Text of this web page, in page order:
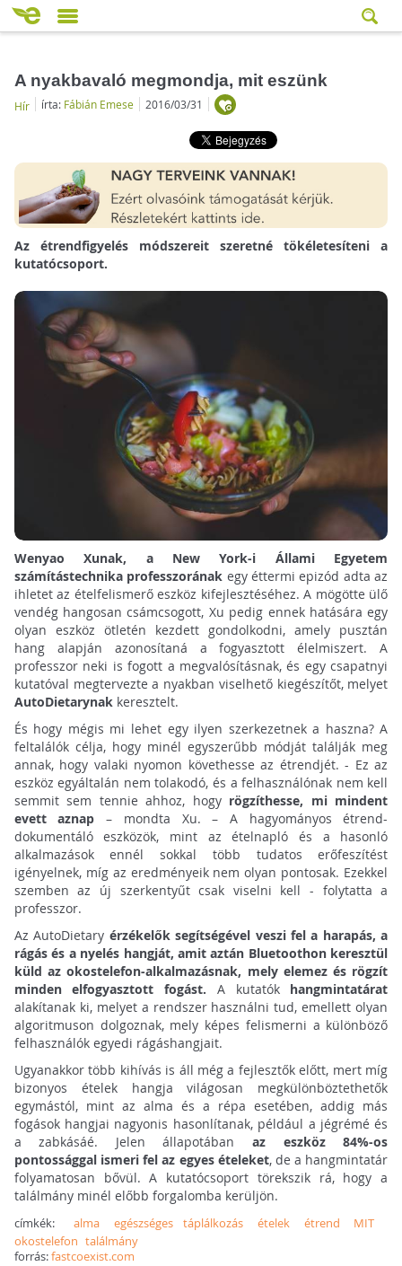
A nyakbavaló megmondja, mit eszünk
Hír írta: Fábián Emese 2016/03/31
Az étrendfigyelés módszereit szeretné tökéletesíteni a
kutatócsoport.
Wenyao Xunak, a New York-i Állami Egyetem
számítástechnika professzorának egy éttermi epizód adta az
ihletet az ételfelismerő eszköz kifejlesztéséhez. A mögötte ülő
vendég hangosan csámcsogott, Xu pedig ennek hatására egy
olyan eszköz ötletén kezdett gondolkodni, amely pusztán
hang alapján azonosítaná a fogyasztott élelmiszert. A
professzor neki is fogott a megvalósításnak, és egy csapatnyi
kutatóval megtervezte a nyakban viselhető kiegészítőt, melyet
AutoDietarynakkeresztelt.
És hogy mégis mi lehet egy ilyen szerkezetnek a haszna? A
feltalálók célja, hogy minél egyszerűbb módját találják meg
annak, hogy valaki nyomon követhesse az étrendjét. - Ez az
eszköz egyáltalán nem tolakodó, és a felhasználónak nem kell
semmit sem tennie ahhoz, hogy rögzíthesse, mi mindent
evett aznap– mondta Xu. – A hagyományos étrend-
dokumentáló eszközök, mint az ételnapló és a hasonló
alkalmazások ennél sokkal több tudatos erőfeszítést
igényelnek, míg az eredményeik nem olyan pontosak. Ezekkel
szemben az új szerkentyűt csak viselni kell - folytatta a
professzor.
Az AutoDietary érzékelők segítségével veszi fel a harapás, a
rágás és a nyelés hangját, amit aztán Bluetoothon keresztül
küld az okostelefon-alkalmazásnak, mely elemez és rögzít
minden elfogyasztott fogást. A kutatók hangmintatárat
alakítanak ki, melyet a rendszer használni tud, emellett olyan
algoritmuson dolgoznak, mely képes felismerni a különböző
felhasználók egyedi rágáshangjait.
Ugyanakkor több kihívás is áll még a fejlesztők előtt, mert míg
bizonyos ételek hangja világosan megkülönböztethetők
egymástól, mint az alma és a répa esetében, addig más
fogások hangjai nagyonis hasonlítanak, például a jégrémé és
a zabkásáé. Jelen állapotábanaz eszköz 84%-os
pontossággal ismeri fel az egyes ételeket, de a hangmintatár
folyamatosan bővül. A kutatócsoport törekszik rá, hogy a
találmány minél előbb forgalomba kerüljön.
címkék:alma egészséges táplálkozás ételek étrend
MIT
okostelefon találmány
forrás:fastcoexist.com